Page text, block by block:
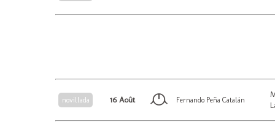
novillada 16 Août Fernando Peña Catalán